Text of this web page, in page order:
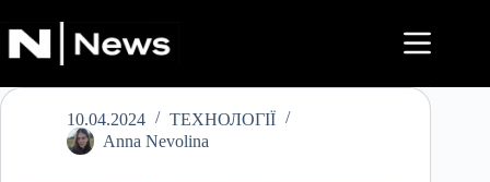
до
вмісту
10.04.2024
ТЕХНОЛОГІЇ
Anna Nevolina